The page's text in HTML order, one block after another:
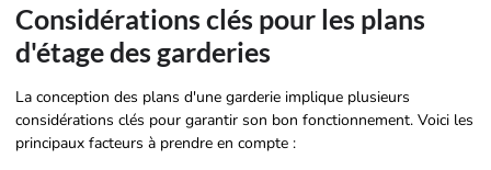
Considérations clés pour les plans
d'étage des garderies
La conception des plans d'une garderie implique plusieurs
considérations clés pour garantir son bon fonctionnement. Voici les
principaux facteurs à prendre en compte :